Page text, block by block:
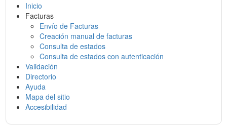
Inicio
Facturas
Envío de Facturas
Creación manual de facturas
Consulta de estados
Consulta de estados con autenticación
Validación
Directorio
Ayuda
Mapa del sitio
Accesibilidad